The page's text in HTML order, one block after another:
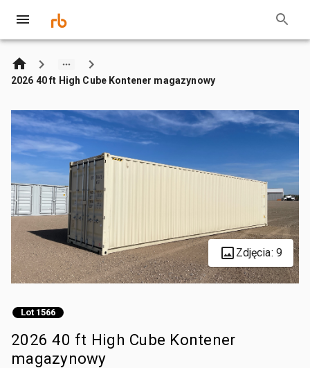
2026 40 ft High Cube Kontener magazynowy
Zdjęcia: 9
Lot 1566
2026 40 ft High Cube Kontener
magazynowy